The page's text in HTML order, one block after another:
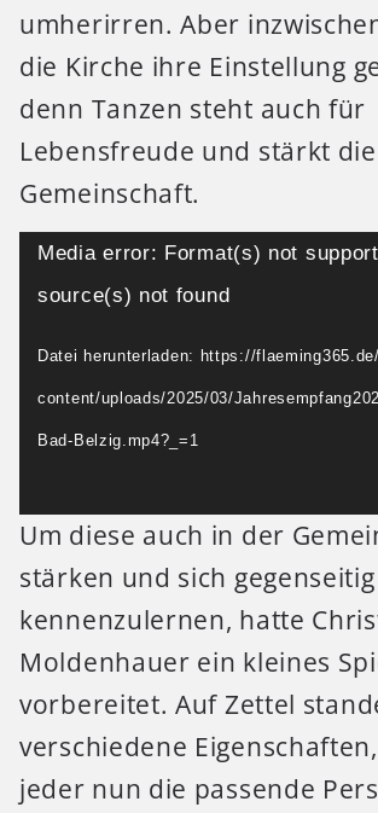
umherirren. Aber
die Kirche ihre Einstellung
denn Tanzen steht auch für
Lebensfreude und stärkt die
Gemeinschaft.
Video-
Player
Media error: Format(s) not
source(s) not found
Datei herunterladen: https://
content/uploads/2025/03/
Bad-Belzig.mp4?_=1
Um diese auch in der
stärken und sich
kennenzulernen, hatte
Moldenhauer ein kleines
vorbereitet. Auf Zettel
verschiedene
jeder nun die passende